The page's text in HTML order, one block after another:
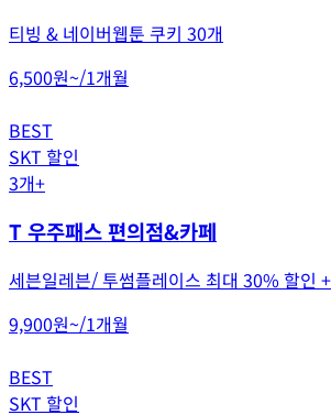
티빙 & 네이버웹툰 쿠키 30개
6,500원~/1개월
BEST
SKT 할인
3개+
T 우주패스 편의점&카페
세븐일레븐/ 투썸플레이스 최대 30% 할인
9,900원~/1개월
BEST
SKT 할인